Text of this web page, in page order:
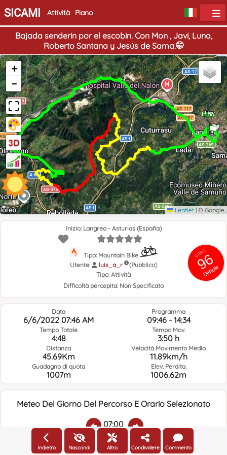
SICAMI Attività Piano
Bajada senderin por el escobin. Con Mon , Javi, Luna,
Roberto Santana y Jesús de Sama.🤭
Inizio
Fine
+
−
Leaflet |© Google
GRSIC
96
Difficile
Inizio: Langreo - Asturias (España)
Tipo: Mountain Bike
Utente:
luis_a_r
(Pubblico)
Tipo: Attività
Difficoltà percepita: Non Specificato
Data
6/6/2022 07:46 AM
Tempo Totale
4:48
Distanza
45.69Km
Guadagno di quota
1007m
Programma
09:46 - 14:34
Tempo Mov.
3:50 h
Velocità Movimento Medio
11.89km/h
Elev. Perdita.
1006.62m
Meteo Del Giorno Del Percorso E Orario Selezionato
07:00
Indietro Nascondi Altro Condividere Commento